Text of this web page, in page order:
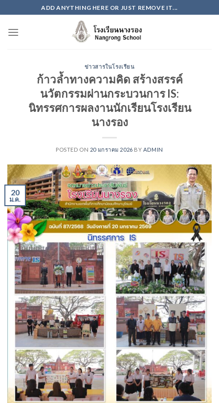
to
content
ADD ANYTHING HERE OR JUST REMOVE IT...
ข่าวสารในโรงเรียน
ก้าวล้ำทางความคิด สร้างสรรค์
นวัตกรรมผ่านกระบวนการ IS:
นิทรรศการผลงานนักเรียนโรงเรียน
นางรอง
POSTED ON 20 มกราคม 2026 BY ADMIN
20
ม.ค.